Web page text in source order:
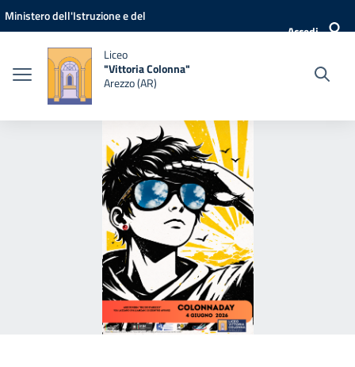
Vai ai contenuti
Vai al menu di navigazione
Vai al footer
Ministero dell'Istruzione e del
Accedi
Liceo
"Vittoria Colonna"
Arezzo (AR)